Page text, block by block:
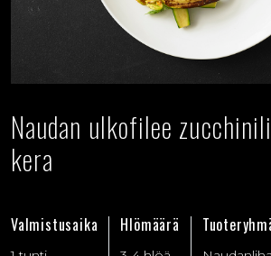
Naudan ulkofilee
kera
Valmistusaika Hlömäärä